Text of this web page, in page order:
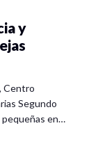
y
Centro
Segundo
pequeñas en…